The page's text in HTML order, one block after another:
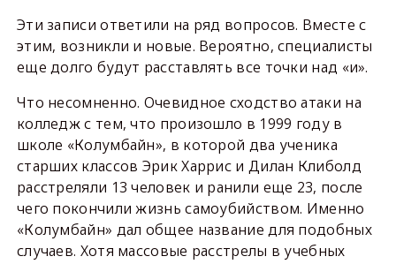
Эти записи ответили на ряд вопросов. Вместе с
этим, возникли и новые. Вероятно, специалисты
еще долго будут расставлять все точки над «и».
Что несомненно. Очевидное сходство атаки на
колледж с тем, что произошло в 1999 году в
школе «Колумбайн», в которой два ученика
старших классов Эрик Харрис и Дилан Клиболд
расстреляли 13 человек и ранили еще 23, после
чего покончили жизнь самоубийством. Именно
«Колумбайн» дал общее название для подобных
случаев. Хотя массовые расстрелы в учебных